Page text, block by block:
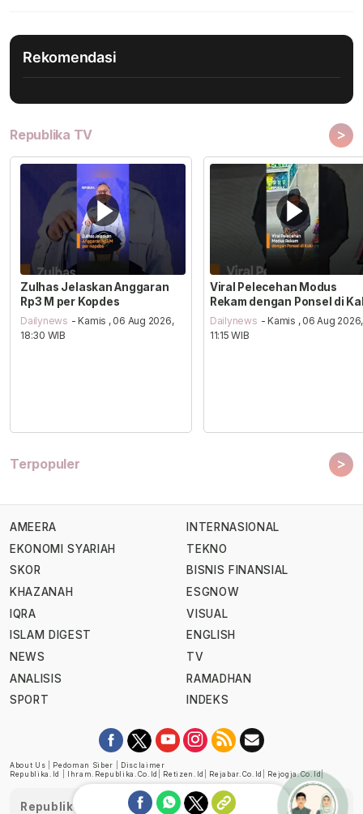
Rekomendasi
Republika TV >
Zulhas Jelaskan Anggaran
Rp3 M per Kopdes
Dailynews - Kamis , 06 Aug 2026,
18:30 WIB
Viral Pelecehan Modus
Rekam dengan Ponsel di
Dailynews - Kamis , 06 Aug 2026,
11:15 WIB
Terpopuler >
AMEERA
EKONOMI SYARIAH
SKOR
KHAZANAH
IQRA
ISLAM DIGEST
NEWS
ANALISIS
SPORT
INTERNASIONAL
TEKNO
BISNIS FINANSIAL
ESGNOW
VISUAL
ENGLISH
TV
RAMADHAN
INDEKS
About Us Pedoman Siber
Disclaimer
Republika.id
Ihram.republika.co.id Retizen.id Rejabar.co.id Rejogja.co.id |
Republika telah diverifikasi oleh Dewan Pers